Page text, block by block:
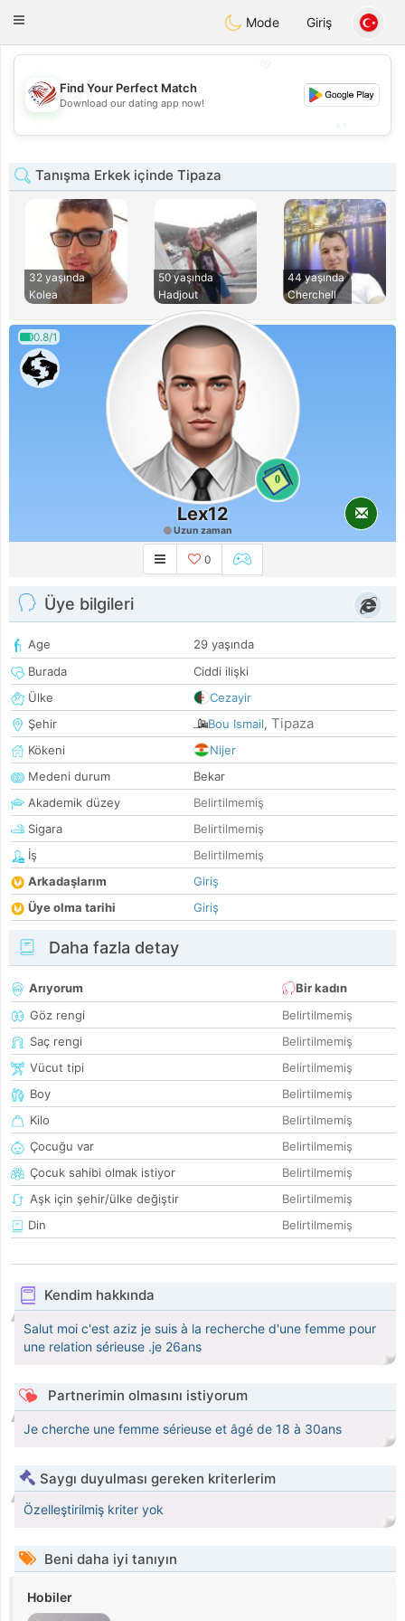
Dating
Toggle
Mode Giriş
💖
💕
Find Your Perfect Match
Download our dating app now!
Tanışma Erkek içinde Tipaza
32 yaşında
Kolea
50 yaşında
Hadjout
44 yaşında
Cherchell
0.8/1
0
Lex12
Uzun zaman
0
Üye bilgileri
Age
29 yaşında
Burada
Ciddi ilişki
Ülke
Cezayir
Şehir
Bou Ismail, Tipaza
Kökeni
Nijer
Medeni durum
Bekar
Akademik düzey
Belirtilmemiş
Sigara
Belirtilmemiş
İş
Belirtilmemiş
Arkadaşlarım
Giriş
Üye olma tarihi
Giriş
Daha fazla detay
Arıyorum
Bir kadın
Göz rengi
Belirtilmemiş
Saç rengi
Belirtilmemiş
Vücut tipi
Belirtilmemiş
Boy
Belirtilmemiş
Kilo
Belirtilmemiş
Çocuğu var
Belirtilmemiş
Çocuk sahibi olmak istiyor
Belirtilmemiş
Aşk için şehir/ülke değiştir
Belirtilmemiş
Din
Belirtilmemiş
Kendim hakkında
Salut moi c'est aziz je suis à la recherche d'une femme pour
une relation sérieuse .je 26ans
Partnerimin olmasını istiyorum
Je cherche une femme sérieuse et âgé de 18 à 30ans
Saygı duyulması gereken kriterlerim
Özelleştirilmiş kriter yok
Beni daha iyi tanıyın
Hobiler